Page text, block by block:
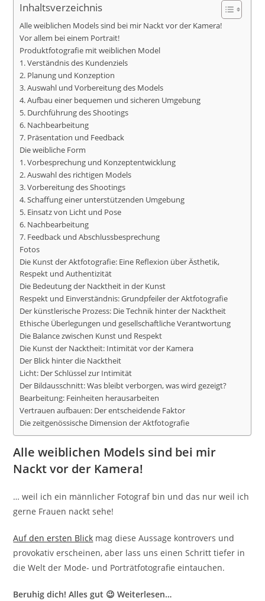
Inhaltsverzeichnis
Alle weiblichen Models sind bei mir Nackt vor der Kamera!
Vor allem bei einem Portrait!
Produktfotografie mit weiblichen Model
1. Verständnis des Kundenziels
2. Planung und Konzeption
3. Auswahl und Vorbereitung des Models
4. Aufbau einer bequemen und sicheren Umgebung
5. Durchführung des Shootings
6. Nachbearbeitung
7. Präsentation und Feedback
Die weibliche Form
1. Vorbesprechung und Konzeptentwicklung
2. Auswahl des richtigen Models
3. Vorbereitung des Shootings
4. Schaffung einer unterstützenden Umgebung
5. Einsatz von Licht und Pose
6. Nachbearbeitung
7. Feedback und Abschlussbesprechung
Fotos
Die Kunst der Aktfotografie: Eine Reflexion über Ästhetik,
Respekt und Authentizität
Die Bedeutung der Nacktheit in der Kunst
Respekt und Einverständnis: Grundpfeiler der Aktfotografie
Der künstlerische Prozess: Die Technik hinter der Nacktheit
Ethische Überlegungen und gesellschaftliche Verantwortung
Die Balance zwischen Kunst und Respekt
Die Kunst der Nacktheit: Intimität vor der Kamera
Der Blick hinter die Nacktheit
Licht: Der Schlüssel zur Intimität
Der Bildausschnitt: Was bleibt verborgen, was wird gezeigt?
Bearbeitung: Feinheiten herausarbeiten
Vertrauen aufbauen: Der entscheidende Faktor
Die zeitgenössische Dimension der Aktfotografie
Alle weiblichen Models sind bei mir
Nackt vor der Kamera!
… weil ich ein männlicher Fotograf bin und das nur weil ich
gerne Frauen nackt sehe!
Auf den ersten Blick mag diese Aussage kontrovers und
provokativ erscheinen, aber lass uns einen Schritt tiefer in
die Welt der Mode- und Porträtfotografie eintauchen.
Beruhig dich! Alles gut 😉 Weiterlesen…